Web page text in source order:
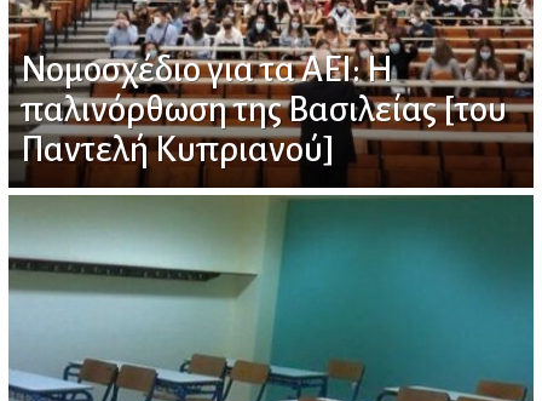
Νομοσχέδιο για τα ΑΕΙ: Η
παλινόρθωση της Βασιλείας [του
Παντελή Κυπριανού]